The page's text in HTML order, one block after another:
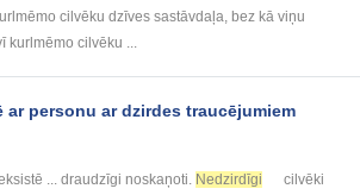
cilvēku dzīves sastāvdaļa, bez kā viņu
kurlmēmo cilvēku ...
personu ar dzirdes traucējumiem
... draudzīgi noskaņoti. Nedzirdīgi
cilvēki